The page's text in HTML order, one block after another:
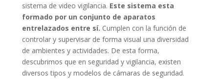
sistema de video vigilancia. Este sistema esta
formado por un conjunto de aparatos
entrelazados entre sí. Cumplen con la función de
controlar y supervisar de forma visual una diversidad
de ambientes y actividades. De esta forma,
descubrimos que en seguridad y vigilancia, existen
diversos tipos y modelos de cámaras de seguridad.